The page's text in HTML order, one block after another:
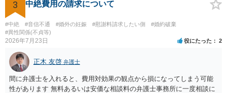
が、仮に交際を進めたとしても後に相手を信頼できなくなる可能性が
高かったということですので、むしろ結婚しなくてよかったと割り切
って、交際を終わらせるのがよいと思います。
3 中絶費用の請求について
#中絶 #音信不通 #婚外の妊娠 #慰謝料請求したい側
#婚約破棄
#異性関係(不貞等)
2026年7月23日 役にたった 2
正木 友啓 弁護士
間に弁護士を入れると、費用対効果の観点から損になってしまう可能
性があります 無料あるいは安価な相談料の弁護士事務所に一度相談に